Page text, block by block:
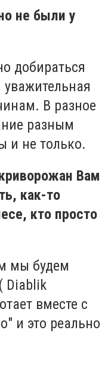
не были у
добираться
В разное
разным
и не только.
Вам
как-то
кто просто
мы будем
Diablik
вместе с
и это реально